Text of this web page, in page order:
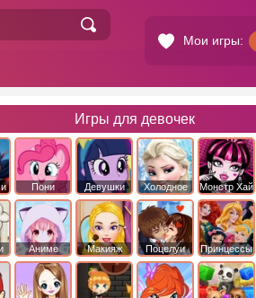
Мои игры:
Игры для девочек
Пони
Дружба это
Девушки
Эквестрии
Холодное
Сердце
Монстр Хай
Аниме Макияж Поцелуи
Принцессы
Диснея